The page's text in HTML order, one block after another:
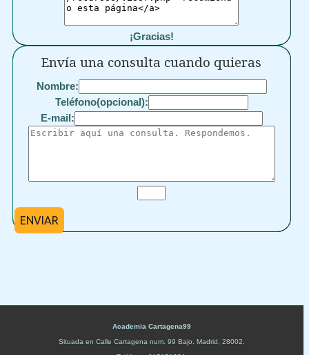
¡Gracias!
Envía una consulta cuando quieras
Nombre:
Teléfono(opcional):
E-mail:
ENVIAR
Academia Cartagena99
Situada en Calle Cartagena num. 99 Bajo Madrid 28002